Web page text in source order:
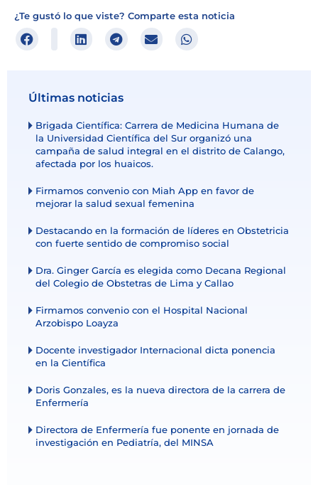
¿Te gustó lo que viste? Comparte esta noticia
Últimas noticias
Brigada Científica: Carrera de Medicina Humana de
la Universidad Científica del Sur organizó una
campaña de salud integral en el distrito de Calango,
afectada por los huaicos.
Firmamos convenio con Miah App en favor de
mejorar la salud sexual femenina
Destacando en la formación de líderes en Obstetricia
con fuerte sentido de compromiso social
Dra. Ginger García es elegida como Decana Regional
del Colegio de Obstetras de Lima y Callao
Firmamos convenio con el Hospital Nacional
Arzobispo Loayza
Docente investigador Internacional dicta ponencia
en la Científica
Doris Gonzales, es la nueva directora de la carrera de
Enfermería
Directora de Enfermería fue ponente en jornada de
investigación en Pediatría, del MINSA